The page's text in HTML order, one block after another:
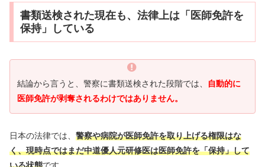
書類送検された現在も、法律上は「医師免許を
保持」している
結論から言うと、警察に書類送検された段階では、
自動的に
医師免許が剥奪されるわけではありません。
日本の法律では、 警察や病院が医師免許を取り上げる権限はな
く、現時点ではまだ中道優人元研修医は医師免許を「保持」して